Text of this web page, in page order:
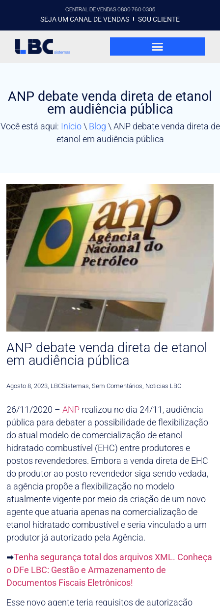
CENTRAL DE VENDAS 0800 760 0305
SEJA UM CANAL DE VENDAS SOU CLIENTE
ANP debate venda direta de etanol
em audiência pública
Você está aqui: Início\ Blog \ ANP debate venda direta de
etanol em audiência pública
ANP debate venda direta de etanol
em audiência pública
Agosto 8, 2023, LBCSistemas, Sem Comentários, Noticias LBC
26/11/2020 –ANP realizou no dia 24/11, audiência
pública para debater a possibilidade de flexibilização
do atual modelo de comercialização de etanol
hidratado combustível (EHC) entre produtores e
postos revendedores. Embora a venda direta de EHC
do produtor ao posto revendedor siga sendo vedada,
a agência propõe a flexibilização no modelo
atualmente vigente por meio da criação de um novo
agente que atuaria apenas na comercialização de
etanol hidratado combustível e seria vinculado a um
produtor já autorizado pela Agência.
➡Tenha segurança total dos arquivos XML. Conheça
o DFe LBC: Gestão e Armazenamento de
Documentos Fiscais Eletrônicos!
Esse novo agente teria requisitos de autorização